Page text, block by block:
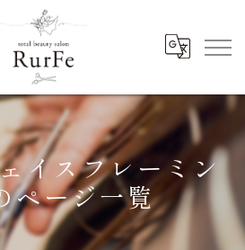
イスフレーミン
ページ一覧